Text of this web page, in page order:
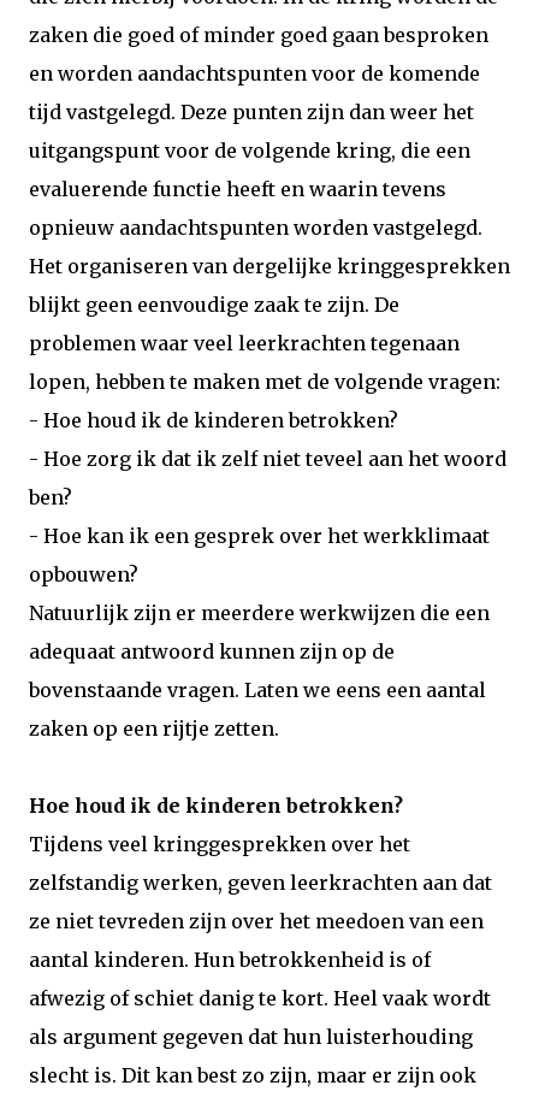
zaken die goed of minder goed gaan besproken
en worden aandachtspunten voor de komende
tijd vastgelegd. Deze punten zijn dan weer het
uitgangspunt voor de volgende kring, die een
evaluerende functie heeft en waarin tevens
opnieuw aandachtspunten worden vastgelegd.
Het organiseren van dergelijke kringgesprekken
blijkt geen eenvoudige zaak te zijn. De
problemen waar veel leerkrachten tegenaan
lopen, hebben te maken met de volgende vragen:
- Hoe houd ik de kinderen betrokken?
- Hoe zorg ik dat ik zelf niet teveel aan het woord
ben?
- Hoe kan ik een gesprek over het werkklimaat
opbouwen?
Natuurlijk zijn er meerdere werkwijzen die een
adequaat antwoord kunnen zijn op de
bovenstaande vragen. Laten we eens een aantal
zaken op een rijtje zetten.
Hoe houd ik de kinderen betrokken?
Tijdens veel kringgesprekken over het
zelfstandig werken, geven leerkrachten aan dat
ze niet tevreden zijn over het meedoen van een
aantal kinderen. Hun betrokkenheid is of
afwezig of schiet danig te kort. Heel vaak wordt
als argument gegeven dat hun luisterhouding
slecht is. Dit kan best zo zijn, maar er zijn ook